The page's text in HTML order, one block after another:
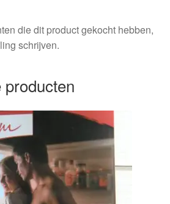
die dit product gekocht hebben,
schrijven.